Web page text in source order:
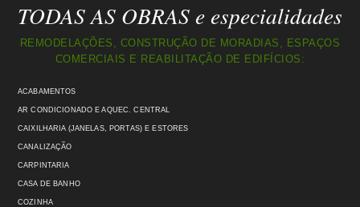
TODAS AS OBRAS e especialidades
REMODELAÇÕES, CONSTRUÇÃO DE MORADIAS, ESPAÇOS
COMERCIAIS E REABILITAÇÃO DE EDIFÍCIOS:
ACABAMENTOS
AR CONDICIONADO E AQUEC. CENTRAL
CAIXILHARIA (JANELAS, PORTAS) E ESTORES
CANALIZAÇÃO
CARPINTARIA
CASA DE BANHO
COZINHA